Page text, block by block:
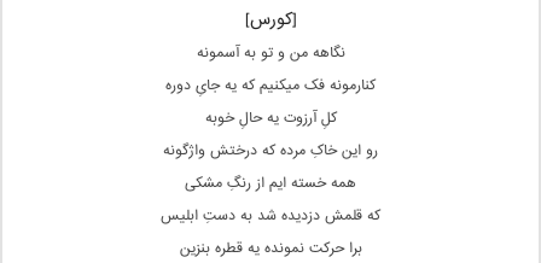
[کورس]
نگاهه من و تو به آسمونه
کنارمونه فک میکنیم که یه جایِ دوره
کلِ آرزوت یه حالِ خوبه
رو این خاکِ مرده که درختش واژگونه
همه خسته ایم از رنگِ مشکی
که قلمش دزدیده شد به دستِ ابلیس
برا حرکت نمونده یه قطره بنزین